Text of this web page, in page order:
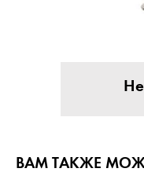
ВАМ ТАКЖЕ